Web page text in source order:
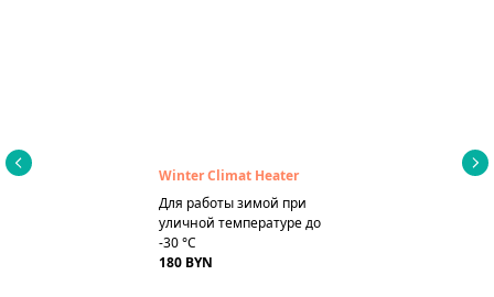
Winter Climat Heater
Для работы зимой при
уличной температуре до
-30 °C
180 BYN